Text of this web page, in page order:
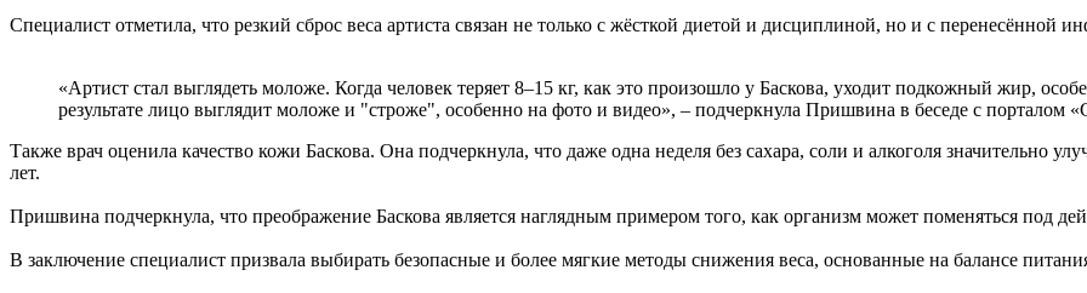
Специалист отметила, что резкий сброс веса артиста связан не только с жёсткой диетой и дисциплиной, но и с перенесённой
«Артист стал выглядеть моложе. Когда человек теряет 8–15 кг, как это произошло у Баскова, уходит подкожный жир,
результате лицо выглядит моложе и "строже", особенно на фото и видео», – подчеркнула Пришвина в беседе с порталом
Также врач оценила качество кожи Баскова. Она подчеркнула, что даже одна неделя без сахара, соли и алкоголя значительно
лет.
Пришвина подчеркнула, что преображение Баскова является наглядным примером того, как организм может поменяться под
В заключение специалист призвала выбирать безопасные и более мягкие методы снижения веса, основанные на балансе